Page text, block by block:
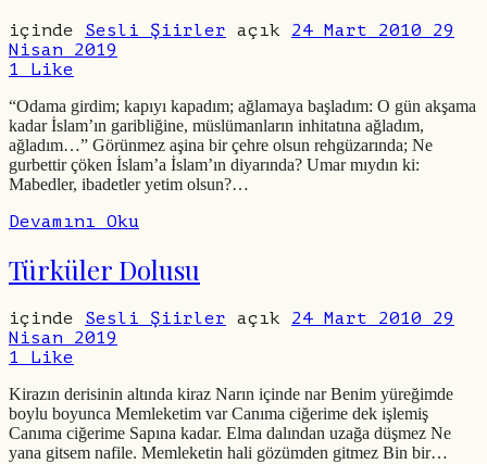
içinde Sesli Şiirler açık 24 Mart 2010 29
Nisan 2019
1
Like
“Odama girdim; kapıyı kapadım; ağlamaya başladım: O gün akşama
kadar İslam’ın garibliğine, müslümanların inhitatına ağladım,
ağladım…” Görünmez aşina bir çehre olsun rehgüzarında; Ne
gurbettir çöken İslam’a İslam’ın diyarında? Umar mıydın ki:
Mabedler, ibadetler yetim olsun?…
Devamını Oku
Türküler Dolusu
içinde Sesli Şiirler açık 24 Mart 2010 29
Nisan 2019
1
Like
Kirazın derisinin altında kiraz Narın içinde nar Benim yüreğimde
boylu boyunca Memleketim var Canıma ciğerime dek işlemiş
Canıma ciğerime Sapına kadar. Elma dalından uzağa düşmez Ne
yana gitsem nafile. Memleketin hali gözümden gitmez Bin bir…